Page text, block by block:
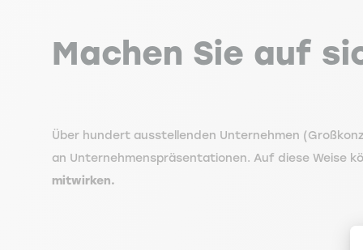
Machen Sie auf
Über hundert ausstellenden Unternehmen
an Unternehmenspräsentationen. Auf diese Weise
mitwirken.